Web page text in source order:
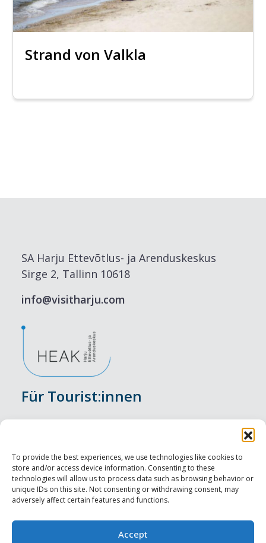
To provide the best experiences, we use technologies like cookies to
store and/or access device information. Consenting to these
technologies will allow us to process data such as browsing behavior or
unique IDs on this site. Not consenting or withdrawing consent, may
adversely affect certain features and functions.
Accept
Strand von Valkla
SA Harju Ettevõtlus- ja Arenduskeskus
Sirge 2, Tallinn 10618
info@visitharju.com
Für Tourist:innen
Unterkunft
Genusserlebnisse
Sehenswürdigkeiten